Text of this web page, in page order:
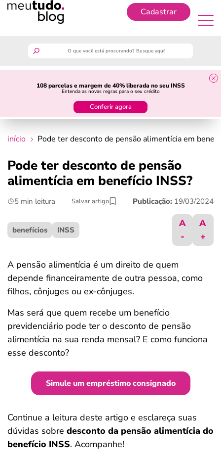
Cadastrar
108 parcelas e margem de 40% liberada no seu INSS
Entenda as novas regras para o seu crédito
Conferir agora
guia do trabalhador
crédito fácil
últimas notícias
ferramentas
início Pode ter desconto de pensão alimentícia em
Pode ter desconto de pensão
alimentícia em benefício INSS?
5 min leitura Salvar artigo Publicação: 19/03/2024
benefícios INSS
A
-
A
+
A pensão alimentícia é um direito de quem
depende financeiramente de outra pessoa, como
filhos, cônjuges ou ex-cônjuges.
Mas será que quem recebe um benefício
previdenciário pode ter o desconto de pensão
alimentícia na sua renda mensal? E como funciona
esse desconto?
Simule um empréstimo consignado
Continue a leitura deste artigo e esclareça suas
dúvidas sobre desconto da pensão alimentícia do
benefício INSS. Acompanhe!